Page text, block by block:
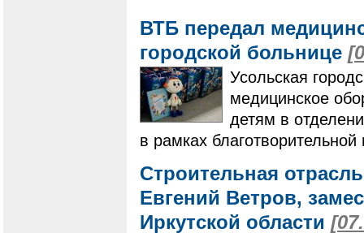
ВТБ передал
городской больнице
Усольская
медицинское
детям в
в рамках
Строительная
Евгений Ветров,
Иркутской области